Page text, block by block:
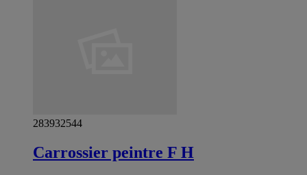
283932544
Carrossier peintre F H